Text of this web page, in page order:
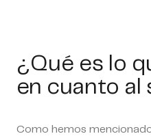
¿Qué es lo
en cuanto al
Como hemos